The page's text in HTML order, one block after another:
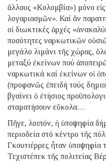
ἄλλους «Κολομβία») μόνο
λογαριασμῶν». Καί ἄν
οἱ διωκτικές ἀρχές
ποσότητες ναρκωτικῶν
μεγάλο λιμάνι τῆς χώρας,
μεταξύ ἐκείνων πού
ναρκωτικά καί ἐκείνων οἱ
(προφανῶς ἐπειδή τούς
βγαίνει ὁ ἐτήσιος
σταματήσουν εὔκολα…
Πῆγε, λοιπόν, ἡ ὑποψηφία
περιοδεία στό κέντρο τῆς
Γκουτιέρρες ἦταν ὑποψηφία
Τεχιστέπεκ τῆς πολιτείας